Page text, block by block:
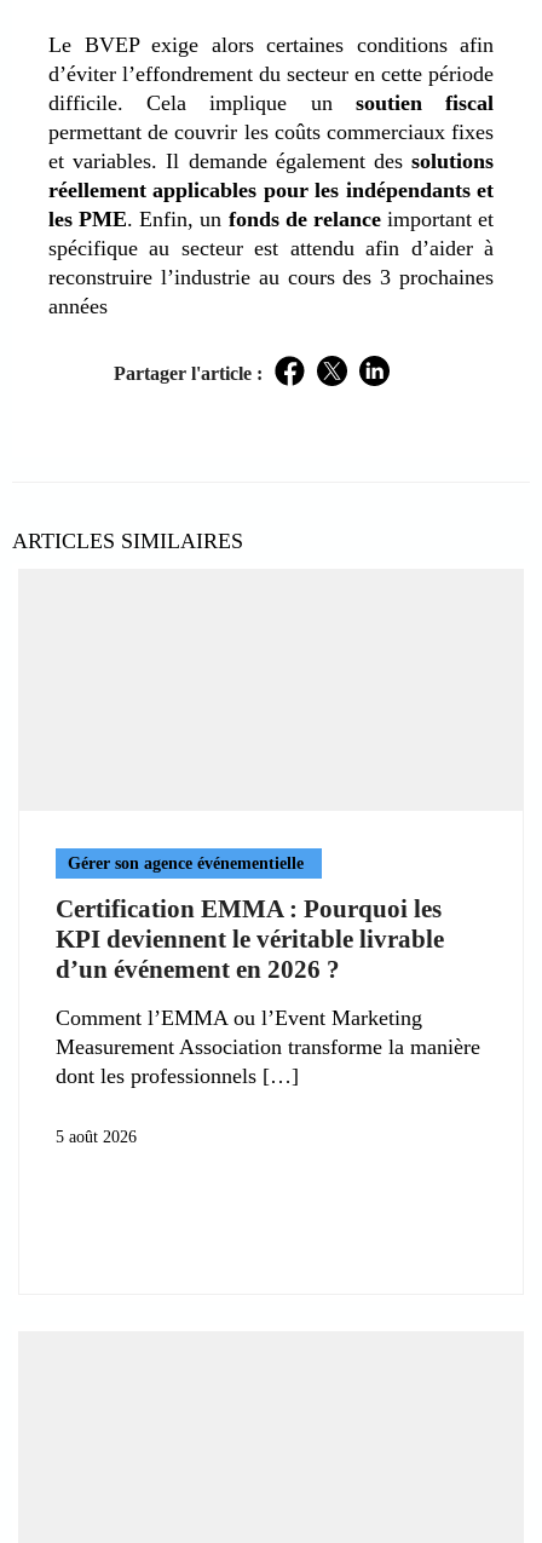
Le BVEP exige alors certaines conditions afin
d’éviter l’effondrement du secteur en cette période
difficile. Cela implique unsoutien fiscal
permettant de couvrir les coûts commerciaux fixes
et variables. Il demande également des solutions
réellement applicables pour les indépendants et
les PME. Enfin, un fonds de relanceimportant et
spécifique au secteur est attendu afin d’aider à
reconstruire l’industrie au cours des 3 prochaines
années
Partager l'article : Facebook
TwitterLinkedIn
ARTICLES SIMILAIRES
Gérer son agence événementielle
Certification EMMA : Pourquoi les
KPI deviennent le véritable livrable
d’un événement en 2026 ?
Comment l’EMMA ou l’Event Marketing
Measurement Association transforme la manière
dont les professionnels
5 août 2026